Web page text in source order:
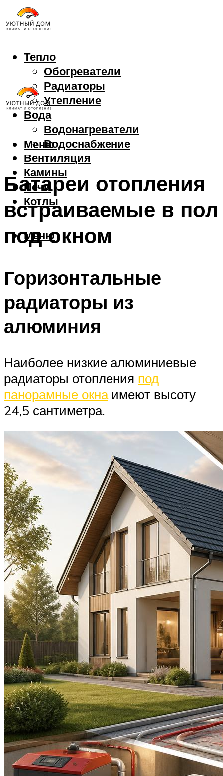
Тепло
Обогреватели
Радиаторы
Утепление
Вода
Водонагреватели
Водоснабжение
Вентиляция
Камины
Печи
Котлы
Меню
Меню
Батареи отопления
встраиваемые в пол
под окном
Горизонтальные
радиаторы из
алюминия
Наиболее низкие алюминиевые
радиаторы отопления под
панорамные окнаимеют высоту
24,5 сантиметра.